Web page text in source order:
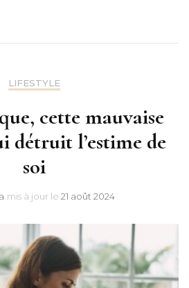
LIFESTYLE
cette mauvaise
détruit l’estime de
soi
mis à jour le 21 août 2024